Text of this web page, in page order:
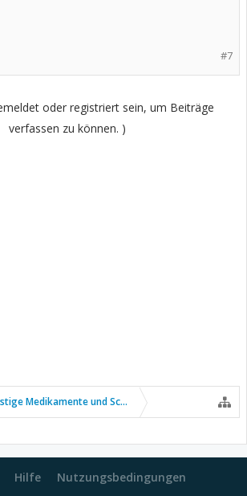
#7
oder registriert sein, um Beiträge
verfassen zu können. )
Medikamente und Schmerztherapie
Hilfe Nutzungsbedingungen